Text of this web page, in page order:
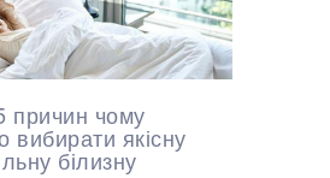
причин чому
вибирати якісну
білизну